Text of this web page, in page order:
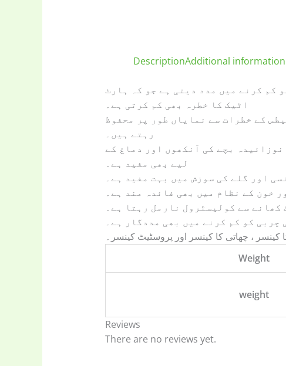
DescriptionAdditional information
کم کرنے میں مدد دیتی ہے جو کہ ہارٹ
اٹیک کا خطرہ بھی کم کرتی ہے۔
ہے کہ جو لوگ ہفتے میں کم از کم 2 یا 3 مرتبہ اخروٹ کھاتے ہیں وہ ٹائپ 2 ذیابیطس کے خطرات سے نمایاں طور پر محفوظ
رہتے ہیں۔
بچے کی آنکھوں اور دماغ کے
لیے بھی مفید ہے۔
اور گلے کی سوزش میں بہت مفید ہے۔
خون کے نظام میں بھی فائدہ مند ہے۔
کھانے سے کولیسٹرول نارمل رہتا ہے۔
چربی کو کم کرنے میں بھی مددگار ہے۔
، چھاتی کا کینسر اور پروسٹیٹ کینسر۔
Weight
weight
Reviews
There are no reviews yet.